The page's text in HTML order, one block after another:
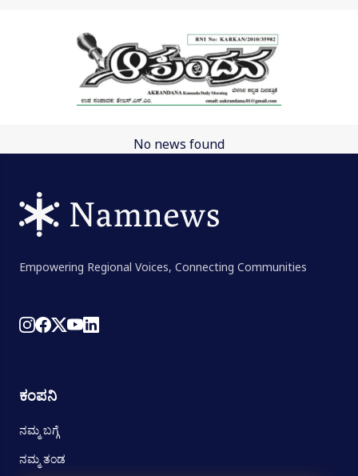
No news found
Empowering Regional Voices, Connecting Communities
ಕಂಪನಿ
ನಮ್ಮ ಬಗ್ಗೆ
ನಮ್ಮ ತಂಡ